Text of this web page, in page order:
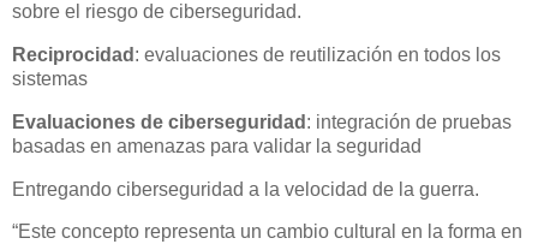
sobre el riesgo de ciberseguridad.
Reciprocidad : evaluaciones de reutilización en todos los
sistemas
Evaluaciones de ciberseguridad : integración de pruebas
basadas en amenazas para validar la seguridad
Entregando ciberseguridad a la velocidad de la guerra.
“Este concepto representa un cambio cultural en la forma en